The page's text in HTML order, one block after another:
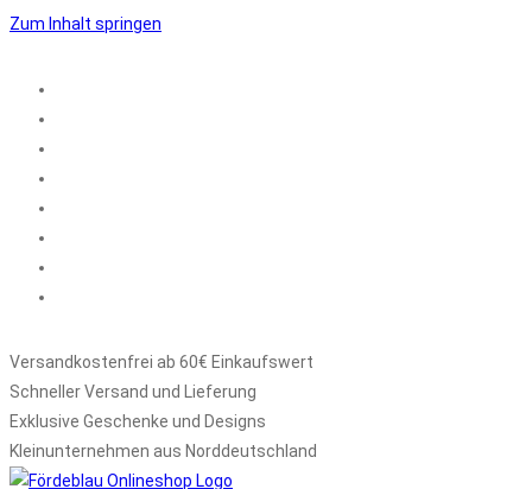
Zum Inhalt springen
Versandkostenfrei ab 60€ Einkaufswert
Schneller Versand und Lieferung
Exklusive Geschenke und Designs
Kleinunternehmen aus Norddeutschland